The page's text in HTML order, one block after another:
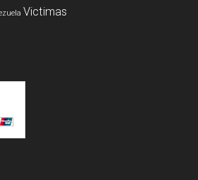
Victimas